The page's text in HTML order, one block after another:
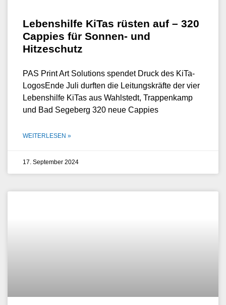
Lebenshilfe KiTas rüsten auf – 320
Cappies für Sonnen- und
Hitzeschutz
PAS Print Art Solutions spendet Druck des KiTa-
LogosEnde Juli durften die Leitungskräfte der vier
Lebenshilfe KiTas aus Wahlstedt, Trappenkamp
und Bad Segeberg 320 neue Cappies
WEITERLESEN »
17. September 2024